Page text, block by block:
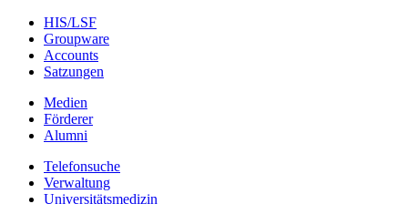
HIS/LSF
Groupware
Accounts
Satzungen
Medien
Förderer
Alumni
Telefonsuche
Verwaltung
Universitätsmedizin